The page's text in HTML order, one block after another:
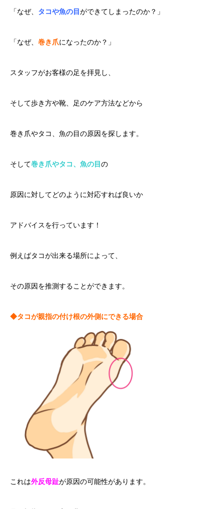
「なぜ、 タコや魚の目 ができてしまったのか？」
「なぜ、 巻き爪になったのか？」
スタッフがお客様の足を拝見し、
そして歩き方や靴、足のケア方法などから
巻き爪やタコ、魚の目の原因を探します。
そして巻き爪やタコ、魚の目 の
原因に対してどのように対応すれば良いか
アドバイスを行っています！
例えばタコが出来る場所によって、
その原因を推測することができます。
◆タコが親指の付け根の外側にできる場合
これは外反母趾が原因の可能性があります。